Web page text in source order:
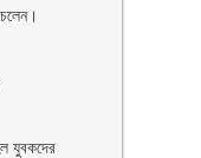
যুবকদের